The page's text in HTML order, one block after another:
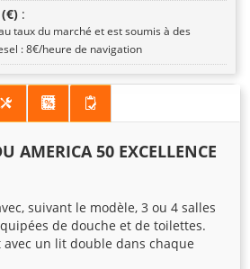
:
taux du marché et est soumis à des
: 8€/heure de navigation
AMERICA 50 EXCELLENCE
suivant le modèle, 3 ou 4 salles
de douche et de toilettes.
avec un lit double dans chaque